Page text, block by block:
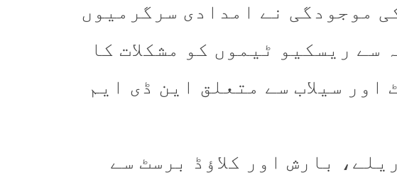
موجودگی نے امدادی سرگرمیوں
سے ریسکیو ٹیموں کو مشکلات کا
اور سیلاب سے متعلق این ڈی ایم
بارش اور کلاؤڈ برسٹ سے